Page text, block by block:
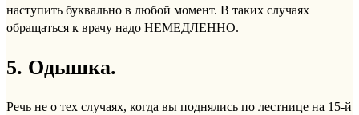
наступить буквально в любой момент. В таких случаях
обращаться к врачу надо НЕМЕДЛЕННО.
5. Одышка.
Речь не о тех случаях, когда вы поднялись по лестнице на 15-й